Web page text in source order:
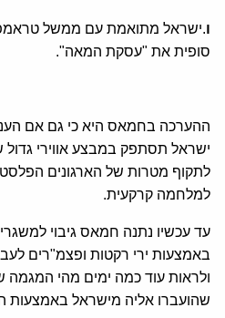
ו.ישראל מתואמת עם ממשל טראמפ
סופית את "עסקת המאה".
ההערכה בחמאס היא כי גם אם
ישראל תסתפק במבצע אווירי גדול
לתקוף מטרות של הארגונים
למלחמה קרקעית.
עד עכשיו נתנה חמאס גיבוי למשגרי
באמצעות ירי רקטות ופצמ"רים
ולראות עוד כמה ימים מהי
שהועברו אליה מישראל באמצעות